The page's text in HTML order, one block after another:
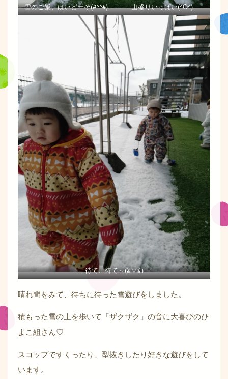
雪のご飯、はいどーぞ(#^^#) 山盛りいっぱい(^O^)
待て、待て～(≧▽≦)
晴れ間をみて、待ちに待った雪遊びをしました。
積もった雪の上を歩いて「ザクザク」の音に大喜びのひ
よこ組さん♡
スコップですくったり、型抜きしたり好きな遊びをして
います。